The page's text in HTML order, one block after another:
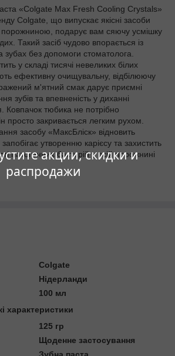
акции, скидки и
распродажи
«Colgate Max Fresh Cooling Crystals»
Colgate, що випускає якісні засоби
порожниною, подарує вам сяючу усмішку
Такий засіб чудово впорається із
без допомоги стоматолога.
у складі тисячі невеликих білих
ефективну очищувальну, відбілюючу
м'ятний смак дарує приємні
зубів та впевненість у диханні
Ковпачок тюбика не потрібно
просто закривається легким рухом.
засобу «МаксБліск» відновить
утворенню карієсу та захистить
патогенних бактерій у всій порожнині
Colgate
Нідерланди
100 мл
характеристики
125 гр
Щоденне застосування
Зубна паста